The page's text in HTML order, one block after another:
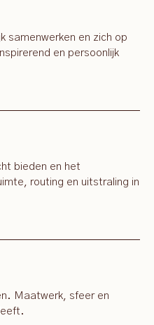
samenwerken en zich op
en persoonlijk
bieden en het
routing en uitstraling in
Maatwerk, sfeer en